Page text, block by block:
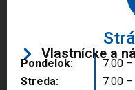
Vlastnícke a
Pondelok:
Streda:
7.00
7.00